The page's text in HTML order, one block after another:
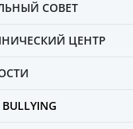
СОВЕТ
ЦЕНТР